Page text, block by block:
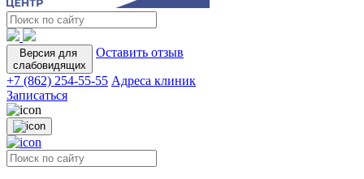
Версия для
слабовидящих
Оставить отзыв
+7 (862) 254-55-55 Адреса клиник
Записаться